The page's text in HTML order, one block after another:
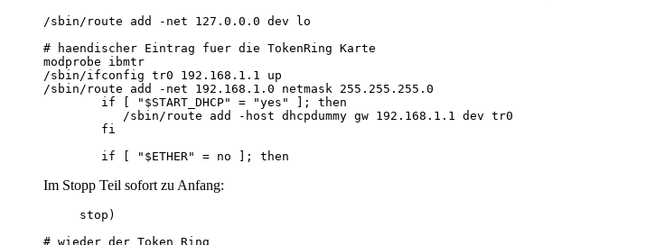
/sbin/route add -net 127.0.0.0 dev lo
# haendischer Eintrag fuer die TokenRing Karte
modprobe ibmtr
/sbin/ifconfig tr0 192.168.1.1 up
/sbin/route add -net 192.168.1.0 netmask 255.255.255.0
        if [ "$START_DHCP" = "yes" ]; then
           /sbin/route add -host dhcpdummy gw 192.168.1.1 dev tr0
        fi
Im Stopp Teil sofort zu Anfang:
     stop)
# wieder der Token Ring